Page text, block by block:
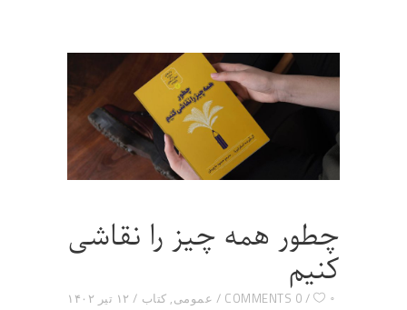
چطور همه چیز را نقاشی
کنیم
۱۲ تیر ۱۴۰۲ عمومی, کتاب 0 COMMENTS ۰